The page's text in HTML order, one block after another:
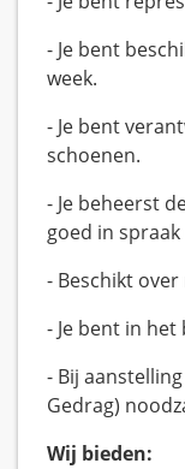
- Je bent
week.
- Je bent
schoenen.
- Je beheerst
goed in
- Beschikt
- Je bent in
- Bij
Gedrag)
Wij bieden: